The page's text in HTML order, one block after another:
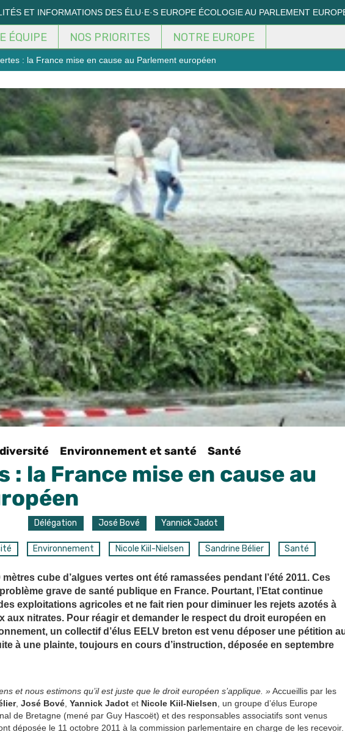
ET INFORMATIONS DES ÉLU·E·S EUROPE ÉCOLOGIE AU PARLEMENT
ÉQUIPE NOS PRIORITES NOTRE EUROPE
: la France mise en cause au Parlement européen
Environnement et santé Santé
: la France mise en cause au
Délégation José Bové Yannick Jadot
Environnement Nicole Kiil-Nielsen Sandrine Bélier Santé
cube d’algues vertes ont été ramassées pendant l’été 2011. Ces
grave de santé publique en France. Pourtant, l’Etat continue
exploitations agricoles et ne fait rien pour diminuer les rejets azotés à
aux nitrates. Pour réagir et demander le respect du droit européen en
un collectif d’élus EELV breton est venu déposer une pétition
à une plainte, toujours en cours d’instruction, déposée en septembre
et nous estimons qu’il est juste que le droit européen s’applique. »Accueillis par les
, José Bové, Yannick Jadot et Nicole Kiil-Nielsen, un groupe d’élus Europe
de Bretagne (mené par Guy Hascoët) et des responsables associatifs sont venus
déposée le 11 octobre 2011 à la commission parlementaire en charge de les recevoir.